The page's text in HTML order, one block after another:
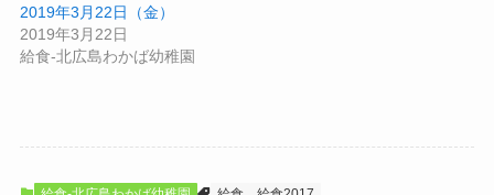
2019年3月22日（金）
2019年3月22日
給食-北広島わかば幼稚園